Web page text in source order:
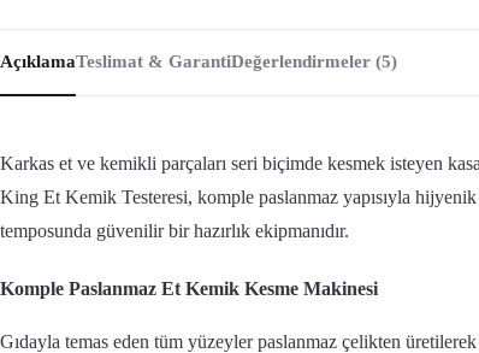
AçıklamaTeslimat & GarantiDeğerlendirmeler (5)
Karkas et ve kemikli parçaları seri biçimde kesmek isteyen
King Et Kemik Testeresi, komple paslanmaz yapısıyla
temposunda güvenilir bir hazırlık ekipmanıdır.
Komple Paslanmaz Et Kemik Kesme Makinesi
Gıdayla temas eden tüm yüzeyler paslanmaz çelikten